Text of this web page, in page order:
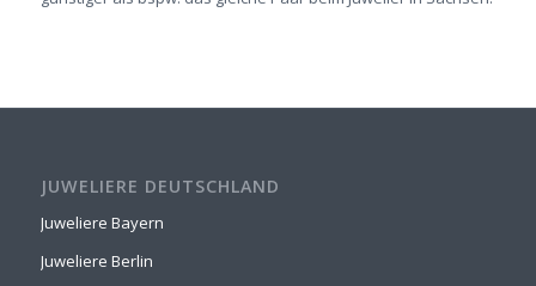
JUWELIERE DEUTSCHLAND
Juweliere Bayern
Juweliere Berlin